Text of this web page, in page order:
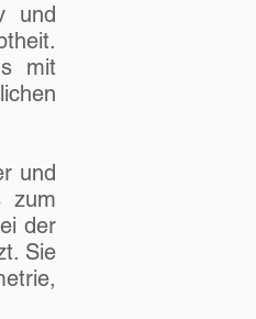
und
mit
und
zum
der
Sie